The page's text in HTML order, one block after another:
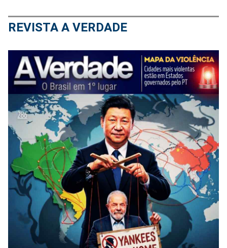
REVISTA A VERDADE